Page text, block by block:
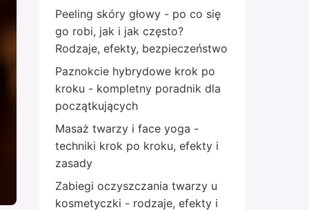
Peeling skóry głowy - po co się
go robi, jak i jak często?
Rodzaje, efekty, bezpieczeństwo
Paznokcie hybrydowe krok po
kroku - kompletny poradnik dla
początkujących
Masaż twarzy i face yoga -
techniki krok po kroku, efekty i
zasady
Zabiegi oczyszczania twarzy u
kosmetyczki - rodzaje, efekty i